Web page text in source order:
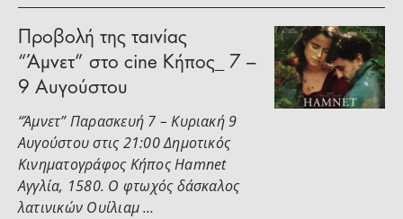
Προβολή της ταινίας
“Άμνετ” στο cine Κήπος_ 7 –
9 Αυγούστου
“Άμνετ” Παρασκευή 7 – Κυριακή 9
Αυγούστου στις 21:00 Δημοτικός
Κινηματογράφος Κήπος Hamnet
Αγγλία, 1580. Ο φτωχός δάσκαλος
λατινικών Ουίλιαμ …